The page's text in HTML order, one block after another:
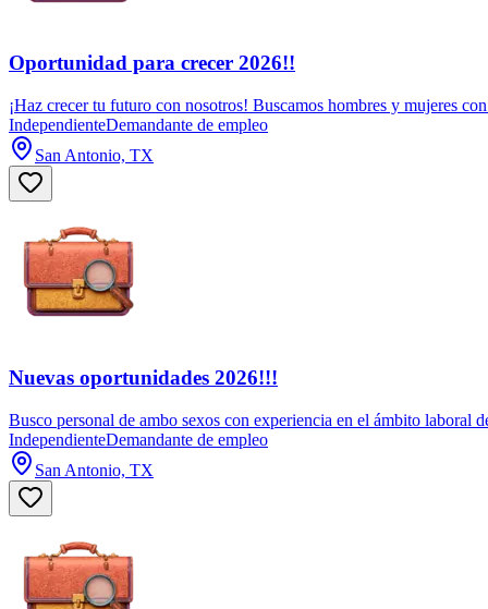
Oportunidad para crecer 2026!!
¡Haz crecer tu futuro con nosotros! Buscamos hombres y mujeres
IndependienteDemandante de empleo
San Antonio, TX
Nuevas oportunidades 2026!!!
Busco personal de ambo sexos con experiencia en el ámbito laboral
IndependienteDemandante de empleo
San Antonio, TX